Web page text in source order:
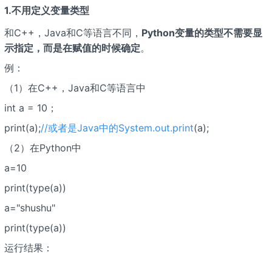
1.不用定义变量类型
和C++，Java和C等语言不同， Python变量的类型不需要显
示指定，而是在赋值的时候确定。
例：
（1）在C++，Java和C等语言中
int a = 10；
print(a);//或者是Java中的System.out.print(a);
（2）在Python中
a=10
print(type(a))
a="shushu"
print(type(a))
运行结果：